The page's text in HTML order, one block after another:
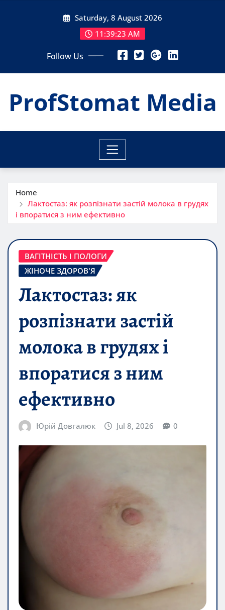
Saturday, 8 August 2026
11:39:24 AM
Follow Us
ProfStomat Media
Home
Лактoстаз: як розпізнати застій молока в грудях
і впоратися з ним ефективно
ВАГІТНІСТЬ І ПОЛОГИ
ЖІНОЧЕ ЗДОРОВ'Я
Лактoстаз: як
розпізнати застій
молока в грудях і
впоратися з ним
ефективно
Юрій Довгалюк Jul 8, 2026 0